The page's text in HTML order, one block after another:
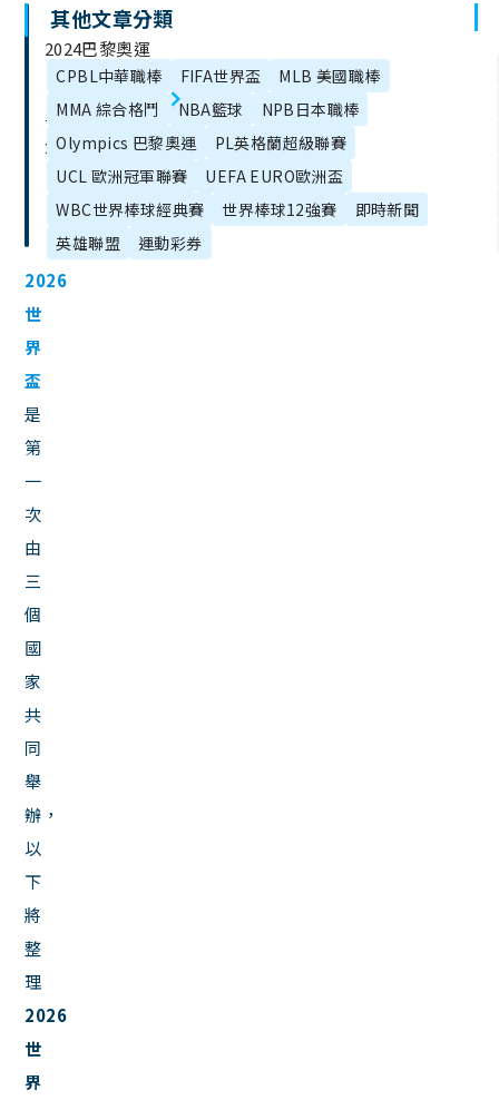
文
章
目
錄
2026
世
界
盃
是
第
一
次
由
三
個
國
家
共
同
舉
辦，
以
下
將
整
理
2026
世
界
2024巴黎奧運
－台灣選手名
單、巴黎奧運
項目總整理！
其他文章分類
CPBL中華職棒 FIFA世界盃
MLB 美國職棒
MMA 綜合格鬥
NBA籃球
NPB日本職棒
Olympics 巴黎奧運
PL英格蘭超級聯賽
UCL 歐洲冠軍聯賽
UEFA EURO歐洲盃
WBC世界棒球經典賽
世界棒球12強賽
即時新聞
英雄聯盟
運動彩券